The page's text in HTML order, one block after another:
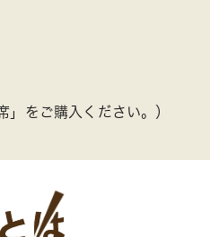
をご購入ください。）
は